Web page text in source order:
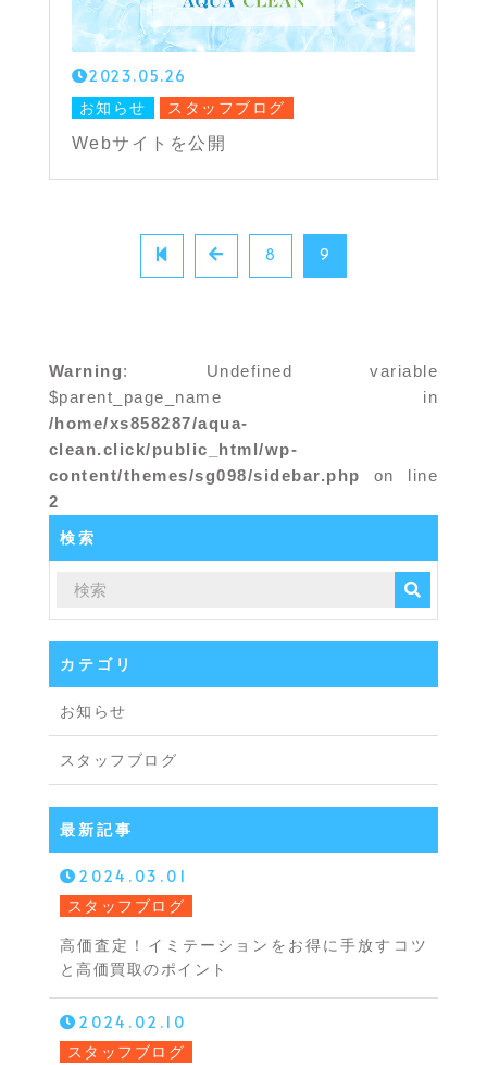
2023.05.26
お知らせ スタッフブログ
Webサイトを公開
8 9
Warning: Undefined variable
$parent_page_name in
/home/xs858287/aqua-
clean.click/public_html/wp-
content/themes/sg098/sidebar.php
on line
2
検索
カテゴリ
お知らせ
スタッフブログ
最新記事
2024.03.01
スタッフブログ
高価査定！イミテーションをお得に手放すコツ
と高価買取のポイント
2024.02.10
スタッフブログ